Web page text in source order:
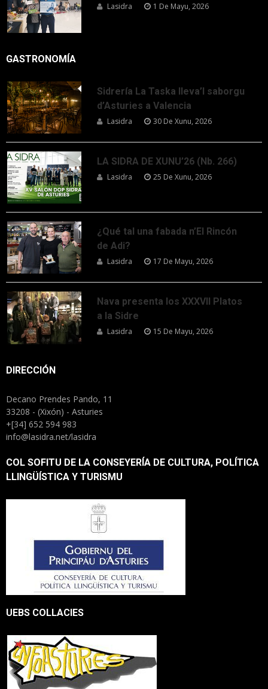
Lasidra 1 De Mayu, 2026
GASTRONOMÍA
Sidrería La Taska lleva’l saborgu
d’Asturies a Valencia
Lasidra 30 De Xunu, 2026
LA SIDRA DE XUNU’26 (Nb. 266)
Lasidra 25 De Xunu, 2026
¿Qué tal una fabada n’El Rincón
de Adi?
Lasidra 17 De Mayu, 2026
Nava presenta los XXXVII Platos
a la Sidre
Lasidra 15 De Mayu, 2026
DIRECCIÓN
Decano Prendes Pando, 11
33208 - (Xixón) - Asturies
+[34] 652 594 983
info@lasidra.net/lasidra
COL SOFITU DE LA CONSEYERÍA DE CULTURA, POLÍTICA
LLINGÜÍSTICA Y TURISMU
UEBS COLLACIES